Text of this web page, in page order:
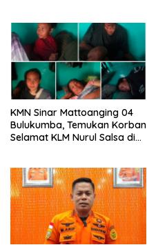
‎KMN Sinar Mattoanging 04
Bulukumba, Temukan Korban
Selamat KLM Nurul Salsa di
Mata”lang